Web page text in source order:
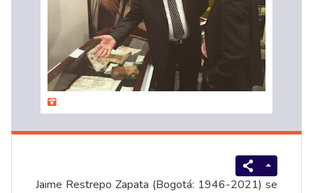
Jaime Restrepo Zapata (Bogotá: 1946-2021) se